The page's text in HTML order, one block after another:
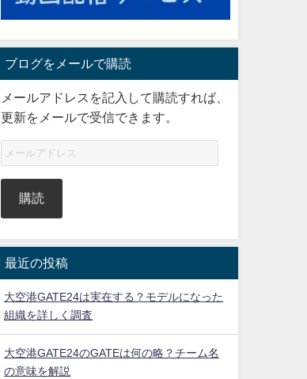
ブログをメールで購読
メールアドレスを記入して購読すれば、
更新をメールで受信できます。
購読
最近の投稿
大空港GATE24は実在する？モデルになった
組織を詳しく調査
大空港GATE24のGATEは何の略？チーム名
の意味を解説